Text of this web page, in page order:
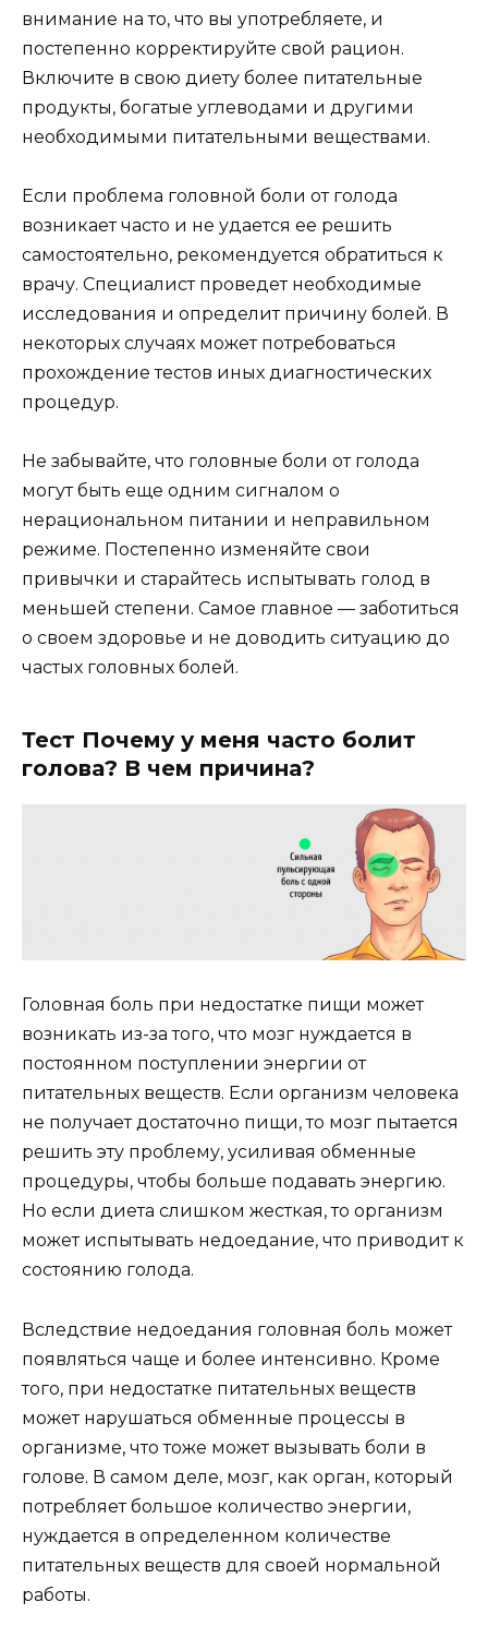
внимание на то, что вы употребляете, и
постепенно корректируйте свой рацион.
Включите в свою диету более питательные
продукты, богатые углеводами и другими
необходимыми питательными веществами.
Если проблема головной боли от голода
возникает часто и не удается ее решить
самостоятельно, рекомендуется обратиться к
врачу. Специалист проведет необходимые
исследования и определит причину болей. В
некоторых случаях может потребоваться
прохождение тестов иных диагностических
процедур.
Не забывайте, что головные боли от голода
могут быть еще одним сигналом о
нерациональном питании и неправильном
режиме. Постепенно изменяйте свои
привычки и старайтесь испытывать голод в
меньшей степени. Самое главное — заботиться
о своем здоровье и не доводить ситуацию до
частых головных болей.
Тест Почему у меня часто болит
голова? В чем причина?
Головная боль при недостатке пищи может
возникать из-за того, что мозг нуждается в
постоянном поступлении энергии от
питательных веществ. Если организм человека
не получает достаточно пищи, то мозг пытается
решить эту проблему, усиливая обменные
процедуры, чтобы больше подавать энергию.
Но если диета слишком жесткая, то организм
может испытывать недоедание, что приводит к
состоянию голода.
Вследствие недоедания головная боль может
появляться чаще и более интенсивно. Кроме
того, при недостатке питательных веществ
может нарушаться обменные процессы в
организме, что тоже может вызывать боли в
голове. В самом деле, мозг, как орган, который
потребляет большое количество энергии,
нуждается в определенном количестве
питательных веществ для своей нормальной
работы.